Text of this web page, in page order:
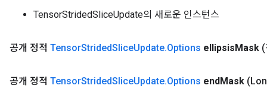
TensorStridedSliceUpdate의 새로운 인스턴스
공개 정적 TensorStridedSliceUpdate.Options ellipsisMask
공개 정적 TensorStridedSliceUpdate.Options endMask